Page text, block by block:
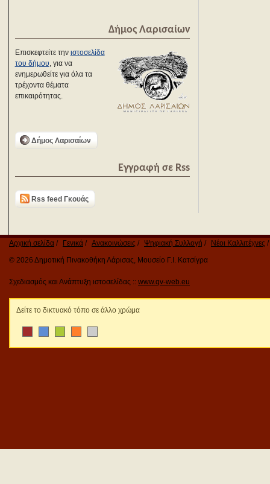
Δήμος Λαρισαίων
Επισκεφτείτε την ιστοσελίδα
του δήμου, για να
ενημερωθείτε για όλα τα
τρέχοντα θέματα
επικαιρότητας.
Δήμος Λαρισαίων
Εγγραφή σε Rss
Rss feed Γκουάς
Αρχική σελίδα Γενικά Ανακοινώσεις Ψηφιακή Συλλογή
Νέοι Καλλιτέχνες
© 2026 Δημοτική Πινακοθήκη Λάρισας, Μουσείο Γ.Ι. Κατσίγρα
Σχεδιασμός και Ανάπτυξη ιστοσελίδας :: www.qv-web.eu
Δείτε το δικτυακό τόπο σε άλλο χρώμα